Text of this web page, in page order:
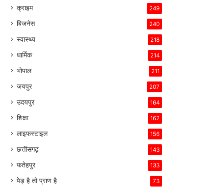
क्राइम 249
बिजनेस 240
स्वास्थ्य 218
धार्मिक 214
भोपाल 211
जयपुर 207
उदयपुर 164
शिक्षा 162
लाइफस्टाइल 156
छत्तीसगढ़ 143
फतेहपुर 133
पेड़ है तो प्राण है 73